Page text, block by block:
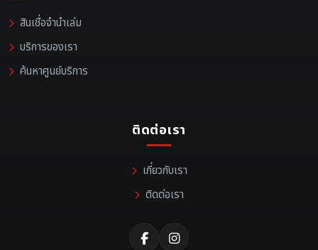
สินเชื่อจำนำเล่ม
บริการของเรา
ค้นหาศูนย์บริการ
ติดต่อเรา
เกี่ยวกับเรา
ติดต่อเรา